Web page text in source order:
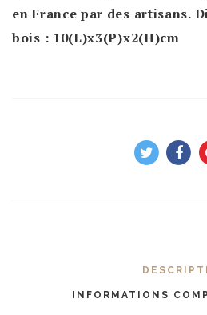
en France par des artisans.
bois : 10(L)x3(P)x2(H)cm
INFORMATIONS